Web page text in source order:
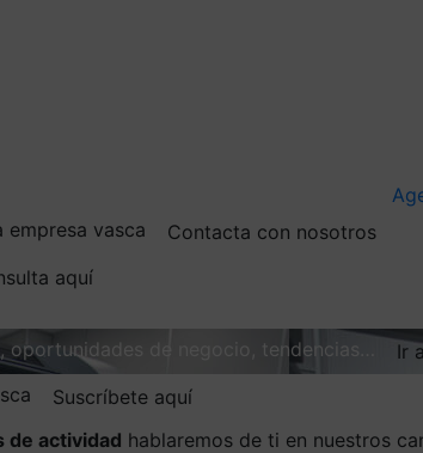
empresa vasca
Contacta con nosotros
aquí
de negocio, tendencias…
Ir
Suscríbete aquí
de actividad hablaremos de ti en nuestros